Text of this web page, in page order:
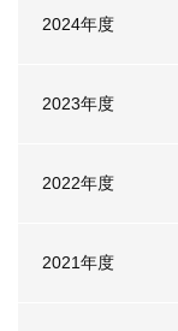
2024年度
2023年度
2022年度
2021年度